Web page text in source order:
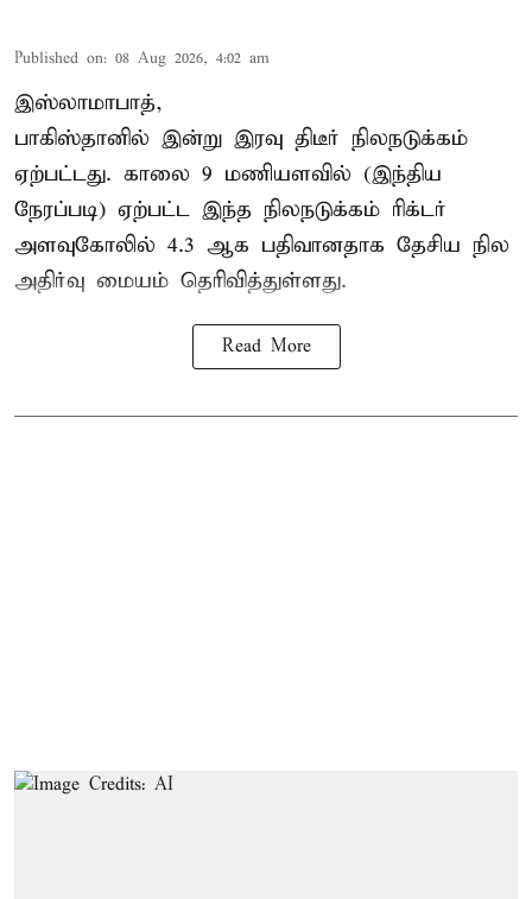
Published on: 08 Aug 2026, 4:02 am
இஸ்லாமாபாத்,
பாகிஸ்தானில் இன்று இரவு திடீர் நிலநடுக்கம்
ஏற்பட்டது. காலை 9 மணியளவில் (இந்திய
நேரப்படி) ஏற்பட்ட இந்த நிலநடுக்கம் ரிக்டர்
அளவுகோலில் 4.3 ஆக பதிவானதாக தேசிய நில
அதிர்வு மையம் தெரிவித்துள்ளது.
Read More